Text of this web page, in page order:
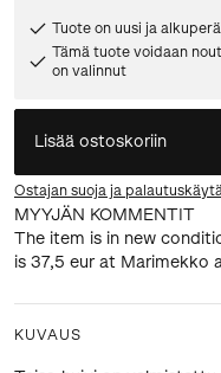
Tuote on uusi ja
Tämä tuote voidaan
on valinnut
Lisää ostoskoriin
Ostajan suoja ja
MYYJÄN KOMMENTIT
The item is in new
is 37,5 eur at Marimekko
KUVAUS